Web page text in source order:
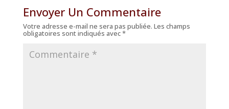
Envoyer Un Commentaire
Votre adresse e-mail ne sera pas publiée. Les champs
obligatoires sont indiqués avec*